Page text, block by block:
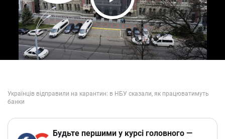
Play Video
Будьте першими у курсі головного —